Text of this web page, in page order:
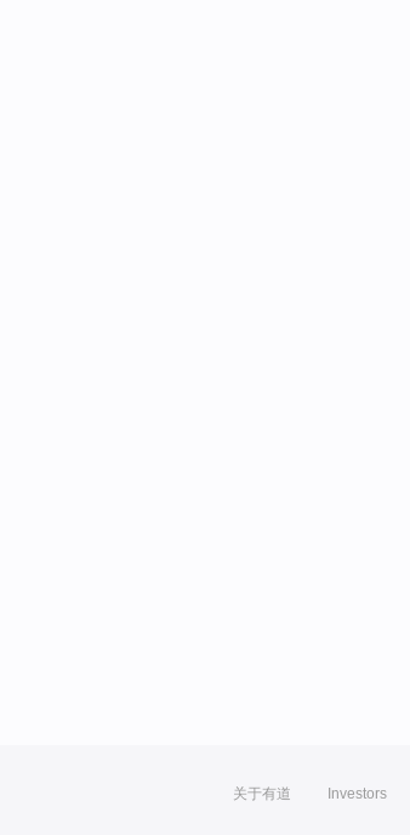
关于有道 Investors